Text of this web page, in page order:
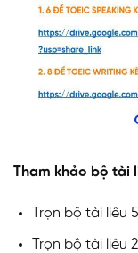
Tham khảo bộ tài
Trọn bộ tài liêu
Trọn bộ tài liêu